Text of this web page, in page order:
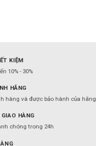
KIỆM
10% - 30%
HÃNG
hàng và được bảo hành của hãng
HÀNG
chóng trong 24h